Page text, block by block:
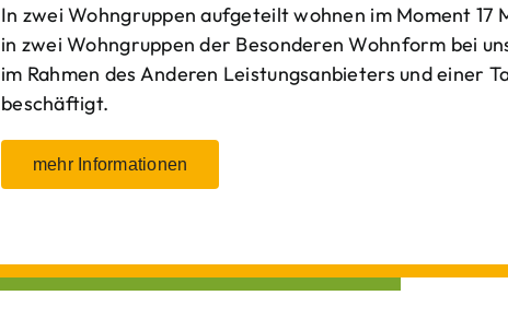
In zwei Wohngruppen aufgeteilt wohnen im Moment 17
in zwei Wohngruppen der Besonderen Wohnform bei
im Rahmen des Anderen Leistungsanbieters und einer
beschäftigt.
mehr Informationen